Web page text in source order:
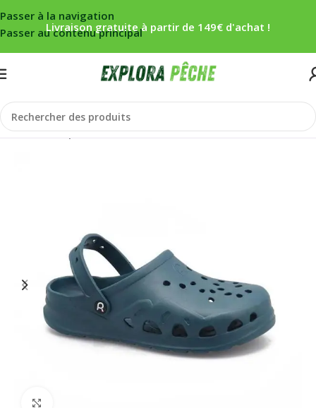
Passer à la navigation
Passer au contenu principal
Livraison gratuite à partir de 149€ d'achat !
Accueil/Carpe